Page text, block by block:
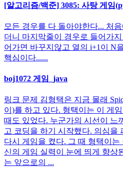
[알고리즘/백준] 3085: 사탕 게임
모든 경우를 다 돌아야한다... 처
더니 마지막줄이 경우로 들어가
어가면 바꾸지않고 열의 i+1이 N
핵심이다......
boj1072 게임_java
링크 문제 김형택은 지금 몰래
이)를 하고 있다. 형택이는 이 게
때도 있었다. 누군가의 시선이 느
고 코딩을 하기 시작했다. 의심을
다시 게임을 켰다. 그 때 형택이
신의 게임 실력이 눈에 띄게 향상
는 앞으로의 ...